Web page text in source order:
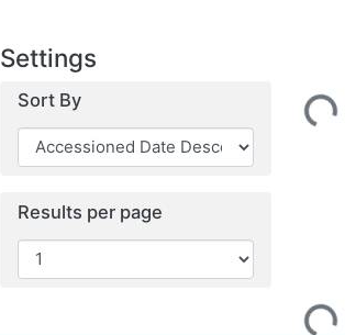
Settings
Sort By
Results per page
Loading...
Loading...